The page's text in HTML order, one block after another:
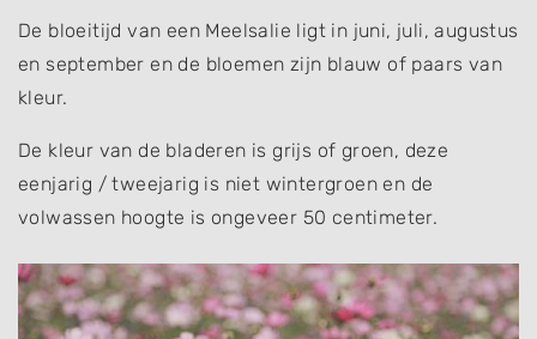
De bloeitijd van een Meelsalie ligt in juni, juli, augustus
en september en de bloemen zijn blauw of paars van
kleur.
De kleur van de bladeren is grijs of groen, deze
eenjarig / tweejarig is niet wintergroen en de
volwassen hoogte is ongeveer 50 centimeter.